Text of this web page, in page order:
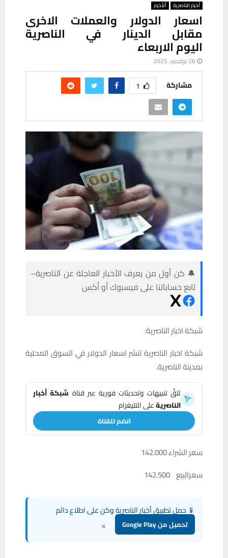
أخبار الناصرية ألأخبار
اسعار الدولار والعملات الاخرى
مقابل الدينار في الناصرية
اليوم الاربعاء
26 نوفمبر، 2025
مشاركة 1
🔔 كن أول من يعرف الأخبار العاجلة عن الناصرية–
تابع حساباتنا على فيسبوك أو أكس
شبكة اخبار الناصرية:
شبكة اخبار الناصرية تنشر اسعار الدولار في السوق المحلية
بمدينة الناصرية.
تلقَّ تنبيهات وتحديثات فورية عبر قناة شبكة أخبار
الناصريةعلى التليغرام
انضم للقناة
سعر الشراء 142.000
سعرالبيع 142.500
📱 حمل تطبيق أخبار الناصرية وكن على اطلاع دائم
تحميل من Google Play ×